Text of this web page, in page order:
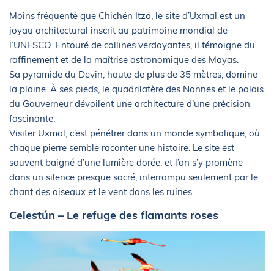
Moins fréquenté que Chichén Itzá, le site d’Uxmal est un
joyau architectural inscrit au patrimoine mondial de
l’UNESCO. Entouré de collines verdoyantes, il témoigne du
raffinement et de la maîtrise astronomique des Mayas.
Sa pyramide du Devin, haute de plus de 35 mètres, domine
la plaine. À ses pieds, le quadrilatère des Nonnes et le palais
du Gouverneur dévoilent une architecture d’une précision
fascinante.
Visiter Uxmal, c’est pénétrer dans un monde symbolique, où
chaque pierre semble raconter une histoire. Le site est
souvent baigné d’une lumière dorée, et l’on s’y promène
dans un silence presque sacré, interrompu seulement par le
chant des oiseaux et le vent dans les ruines.
Celestún – Le refuge des flamants roses